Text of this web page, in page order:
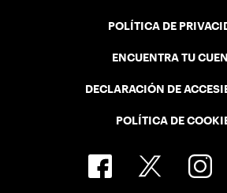
POLÍTICA DE
ENCUENTRA TU
DECLARACIÓN DE
POLÍTICA DE